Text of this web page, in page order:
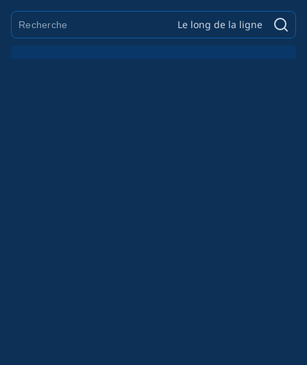
Le long de la ligne